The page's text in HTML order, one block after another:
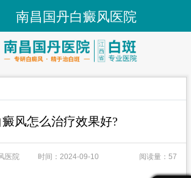
南昌国丹白癜风医院
癜风怎么治疗效果好?
医院 时间：2024-09-10 阅读量：57